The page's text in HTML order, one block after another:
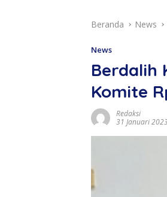
Beranda News
News
Berdalih
Komite
Redaksi
31 Januari